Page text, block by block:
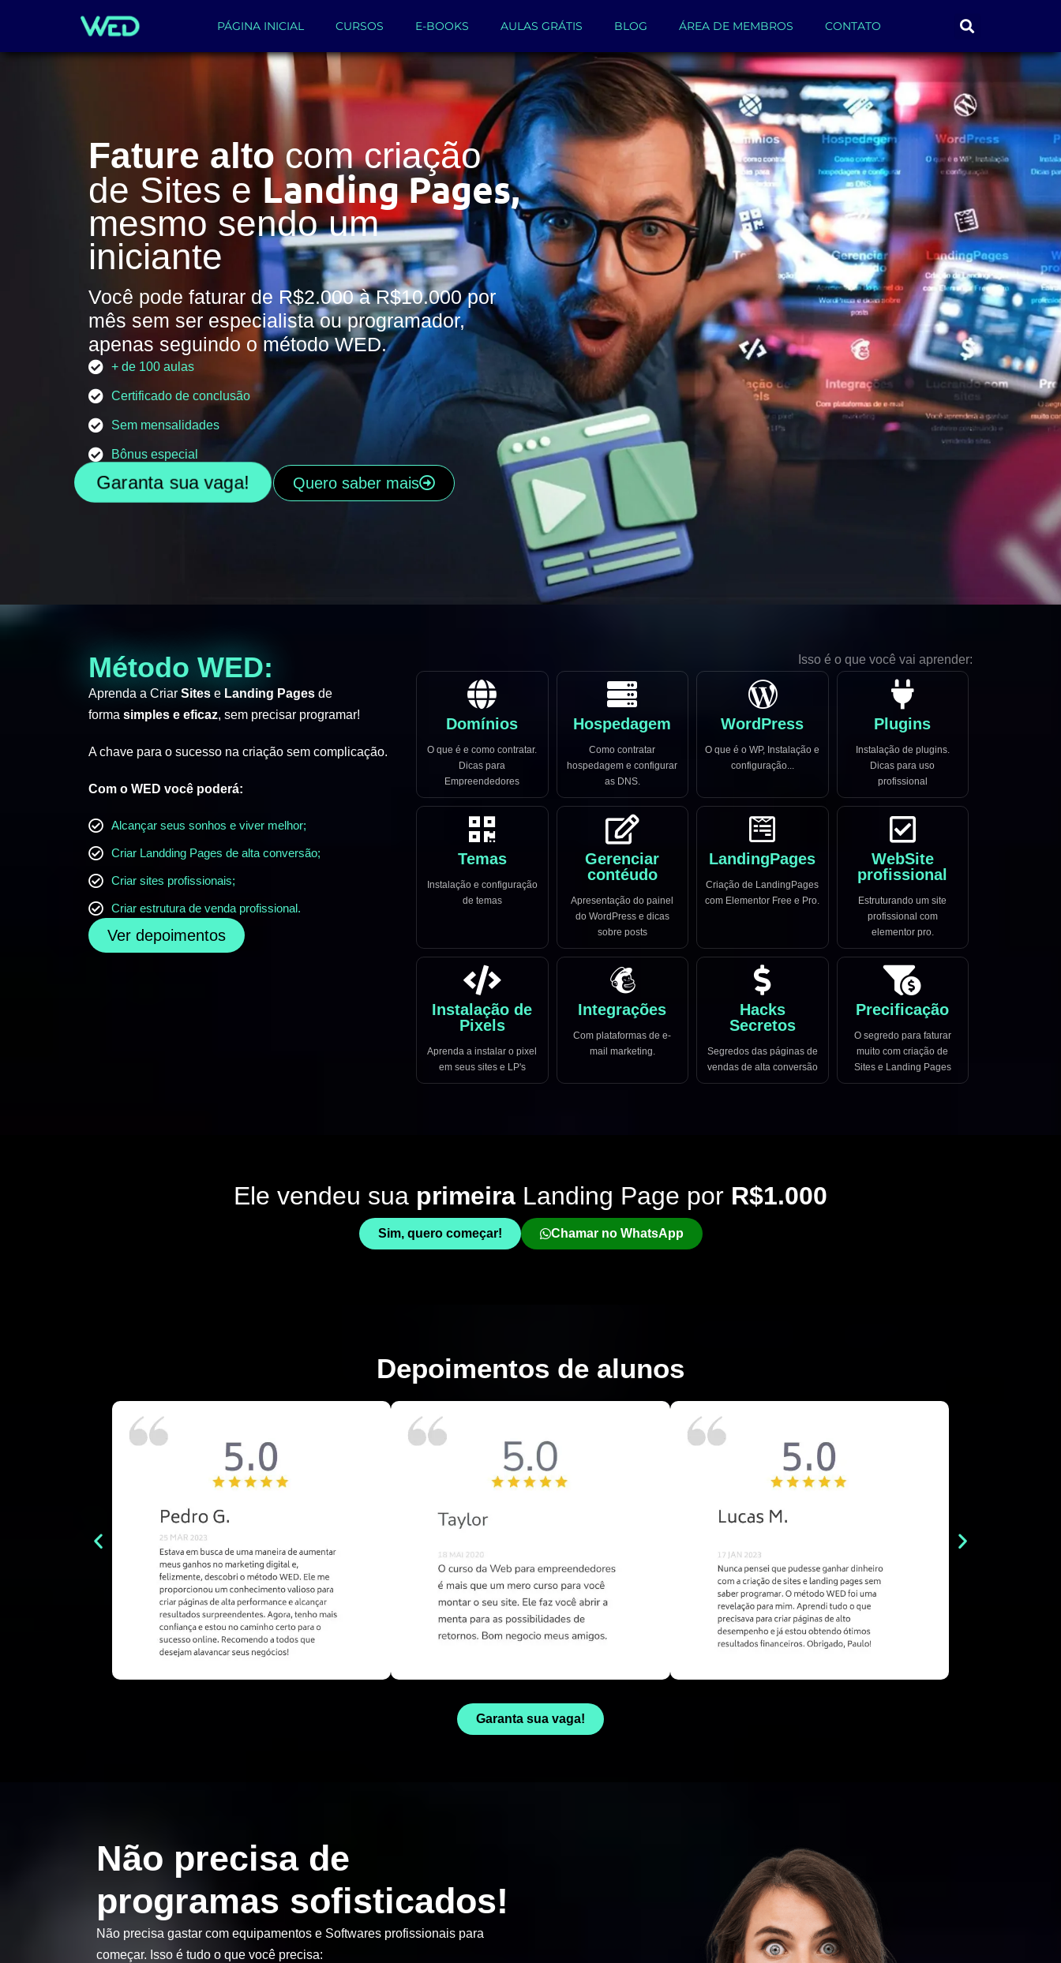
PÁGINA INICIAL CURSOS E-BOOKS AULAS GRÁTIS BLOG ÁREA DE MEMBROS CONTATO
Fature alto com criação
de Sites e Landing Pages,
mesmo sendo um
iniciante
Você pode faturar de R$2.000 à R$10.000 por
mês sem ser especialista ou programador,
apenas seguindo o método WED.
+ de 100 aulas
Certificado de conclusão
Sem mensalidades
Bônus especial
Garanta sua vaga! Quero saber mais
Método WED:
Aprenda a Criar Sites e Landing Pages de
forma simples e eficaz, sem precisar programar!
A chave para o sucesso na criação sem complicação.
Com o WED você poderá:
Alcançar seus sonhos e viver melhor;
Criar Landding Pages de alta conversão;
Criar sites profissionais;
Criar estrutura de venda profissional.
Ver depoimentos
Isso é o que você vai aprender:
Domínios
O que é e como contratar.
Dicas para
Empreendedores
Hospedagem
Como contratar
hospedagem e configurar
as DNS.
WordPress
O que é o WP, Instalação e
configuração...
Plugins
Instalação de plugins.
Dicas para uso
profissional
Temas
Instalação e configuração
de temas
Gerenciar
contéudo
Apresentação do painel
do WordPress e dicas
sobre posts
LandingPages
Criação de LandingPages
com Elementor Free e Pro.
WebSite
profissional
Estruturando um site
profissional com
elementor pro.
Instalação de
Pixels
Aprenda a instalar o pixel
em seus sites e LP's
Integrações
Com plataformas de e-
mail marketing.
Hacks
Secretos
Segredos das páginas de
vendas de alta conversão
Precificação
O segredo para faturar
muito com criação de
Sites e Landing Pages
Ele vendeu sua primeira Landing Page por R$1.000
Sim, quero começar! Chamar no WhatsApp
Depoimentos de alunos
Garanta sua vaga!
Não precisa de
programas sofisticados!
Não precisa gastar com equipamentos e Softwares profissionais para
começar. Isso é tudo o que você precisa: